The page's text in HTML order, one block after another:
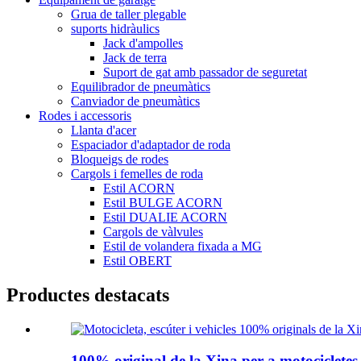
Grua de taller plegable
suports hidràulics
Jack d'ampolles
Jack de terra
Suport de gat amb passador de seguretat
Equilibrador de pneumàtics
Canviador de pneumàtics
Rodes i accessoris
Llanta d'acer
Espaciador d'adaptador de roda
Bloqueigs de rodes
Cargols i femelles de roda
Estil ACORN
Estil BULGE ACORN
Estil DUALIE ACORN
Cargols de vàlvules
Estil de volandera fixada a MG
Estil OBERT
Productes destacats